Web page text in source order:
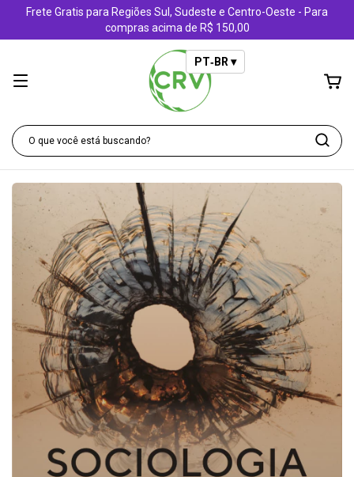
Frete Gratis para Regiões Sul, Sudeste e Centro-Oeste - Para
compras acima de R$ 150,00
PT‑BR ▾